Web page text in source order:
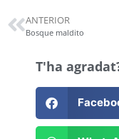
ANTERIOR
Bosque maldito
T'ha